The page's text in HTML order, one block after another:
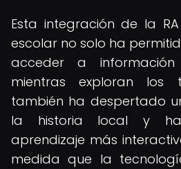
Esta integración de la
escolar no solo ha
acceder a
mientras exploran los
también ha despertado
la historia local y
aprendizaje más
medida que la